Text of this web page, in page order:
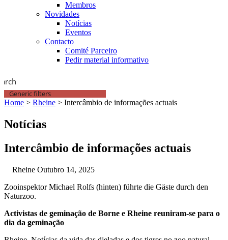
Membros
Novidades
Notícias
Eventos
Contacto
Comité Parceiro
Pedir material informativo
Generic filters
Home > Rheine > Intercâmbio de informações actuais
Notícias
Intercâmbio de informações actuais
Rheine Outubro 14, 2025
Zooinspektor Michael Rolfs (hinten) führte die Gäste durch den
Naturzoo.
Activistas de geminação de Borne e Rheine reuniram-se para o
dia da geminação